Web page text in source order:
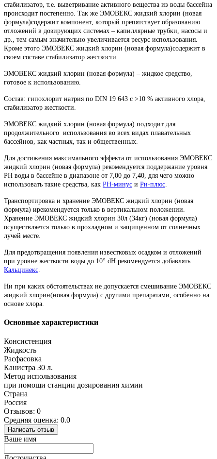
стабилизатор, т.е. выветривание активного вещества из воды бассейна
происходит постепенно. Так же ЭМОВЕКС жидкий хлорин (новая
формула)содержит компонент, который препятствует образованию
отложений в дозирующих системах – капиллярные трубки, насосы и
др., тем самым значительно увеличивается ресурс использования.
Кроме этого ЭМОВЕКС жидкий хлорин (новая формула)содержит в
своем составе стабилизатор жесткости.
ЭМОВЕКС жидкий хлорин (новая формула) – жидкое средство,
готовое к использованию.
Состав: гипохлорит натрия по DIN 19 643 с >10 % актив­ного хлора,
стабилизатор жесткости.
ЭМОВЕКС жидкий хлорин (новая формула) подходит для
продолжительного использования во всех видах плавательных
бассейнов, как частных, так и общественных.
Для достижения максимального эффекта от использования ЭМОВЕКС
жидкий хлорин (новая формула) рекомендуется поддержание уровня
РН воды в бассейне в диапазоне от 7,00 до 7,40, для чего можно
использовать такие средства, как РН-минус и Рн-плюс
Транспортировка и хранение ЭМОВЕКС жидкий хлорин (новая
формула) ирекомендуется только в вертикальном положении.
Хранение ЭМОВЕКС жидкий хлорин 30л (34кг) (новая формула)
осуществляется только в прохладном и защищенном от солнечных
лучей месте.
Для предотвращения появления известковых осадком и отложений
при уровне жесткости воды до 10° dH рекомендуется добавлять
Кальцинекс
Ни при каких обстоятельствах не допускается смешивание ЭМОВЕКС
жидкий хлорин(новая формула) с другими препаратами, особенно на
основе хлора.
Основные характеристики
Консистенция
Жидкость
Расфасовка
Канистра 30 л.
Метод использования
при помощи станции дозирования химии
Страна
Россия
Отзывов: 0
Средняя оценка: 0.0
Написать отзыв
Ваше имя